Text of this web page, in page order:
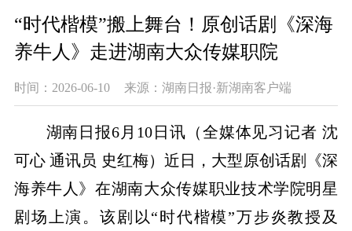
“时代楷模”搬上舞台！原创话剧《深海
养牛人》走进湖南大众传媒职院
时间：2026-06-10 来源：湖南日报·新湖南客户端
湖南日报6月10日讯（全媒体见习记者 沈
可心 通讯员 史红梅）近日，大型原创话剧《深
海养牛人》在湖南大众传媒职业技术学院明星
剧场上演。该剧以“时代楷模”万步炎教授及